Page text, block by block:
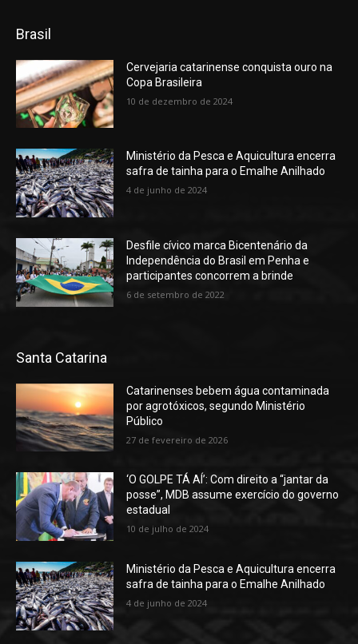
Brasil
Cervejaria catarinense conquista ouro na
Copa Brasileira
10 de dezembro de 2024
Ministério da Pesca e Aquicultura encerra
safra de tainha para o Emalhe Anilhado
4 de junho de 2024
Desfile cívico marca Bicentenário da
Independência do Brasil em Penha e
participantes concorrem a brinde
6 de setembro de 2022
Santa Catarina
Catarinenses bebem água contaminada
por agrotóxicos, segundo Ministério
Público
27 de fevereiro de 2026
‘O GOLPE TÁ AÍ’: Com direito a “jantar da
posse”, MDB assume exercício do governo
estadual
10 de julho de 2024
Ministério da Pesca e Aquicultura encerra
safra de tainha para o Emalhe Anilhado
4 de junho de 2024